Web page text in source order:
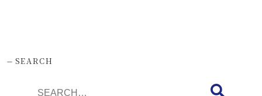
-SEARCH